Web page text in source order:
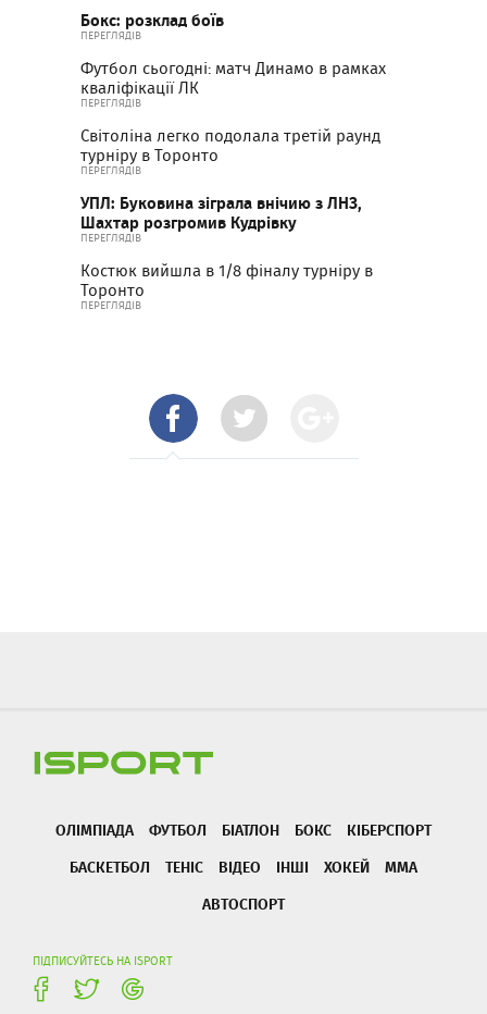
Бокс: розклад боїв
ПЕРЕГЛЯДІВ
Футбол сьогодні: матч Динамо в рамках
кваліфікації ЛК
ПЕРЕГЛЯДІВ
Світоліна легко подолала третій раунд
турніру в Торонто
ПЕРЕГЛЯДІВ
УПЛ: Буковина зіграла внічию з ЛНЗ,
Шахтар розгромив Кудрівку
ПЕРЕГЛЯДІВ
Костюк вийшла в 1/8 фіналу турніру в
Торонто
ПЕРЕГЛЯДІВ
ОЛІМПІАДА ФУТБОЛ БІАТЛОН БОКС
КІБЕРСПОРТ
БАСКЕТБОЛ
ТЕНІС ВІДЕО ІНШІ ХОКЕЙ
ММА
АВТОСПОРТ
ПІДПИСУЙТЕСЬ НА ISPORT